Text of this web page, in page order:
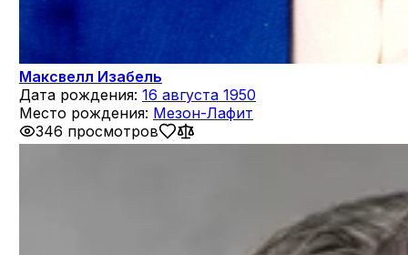
Максвелл Изабель
Дата рождения: 16 августа 1950
Место рождения: Мезон-Лафит
346 просмотров